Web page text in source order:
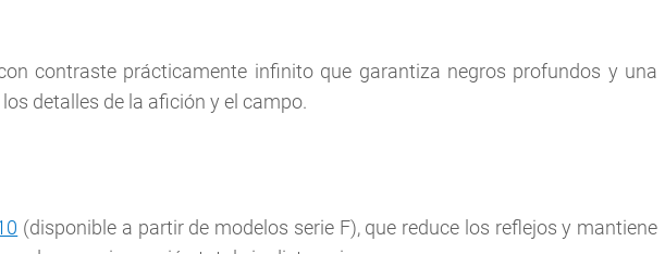
contraste prácticamente infinito que garantiza negros profundos y una
detalles de la afición y el campo.
(disponible a partir de modelos serie F), que reduce los reflejos y mantiene